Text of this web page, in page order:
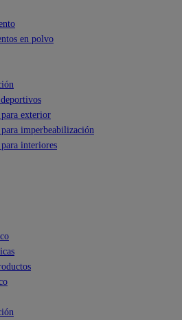
en polvo
exterior
imperbeabilización
interiores